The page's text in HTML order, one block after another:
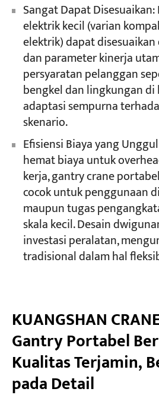
Sangat Dapat
elektrik kecil (varian
elektrik) dapat
dan parameter kinerja
persyaratan pelanggan
bengkel dan lingkungan di
adaptasi sempurna
skenario.
Efisiensi Biaya yang
hemat biaya untuk
kerja, gantry crane
cocok untuk penggunaan
maupun tugas
skala kecil. Desain
investasi peralatan,
tradisional dalam hal
KUANGSHAN
Gantry Portabel
Kualitas Terjamin,
pada Detail